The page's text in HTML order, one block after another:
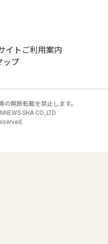
イトご利用案内
ップ
無断転載を禁止します。
SHA CO.,LTD.